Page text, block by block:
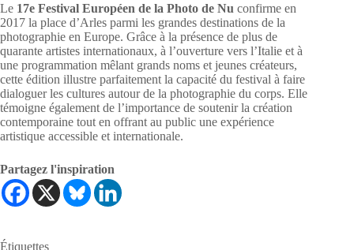
Le 17e Festival Européen de la Photo de Nu confirme en
2017 la place d’Arles parmi les grandes destinations de la
photographie en Europe. Grâce à la présence de plus de
quarante artistes internationaux, à l’ouverture vers l’Italie et à
une programmation mêlant grands noms et jeunes créateurs,
cette édition illustre parfaitement la capacité du festival à faire
dialoguer les cultures autour de la photographie du corps. Elle
témoigne également de l’importance de soutenir la création
contemporaine tout en offrant au public une expérience
artistique accessible et internationale.
Partagez l'inspiration
Étiquettes